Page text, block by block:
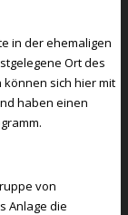
in der ehemaligen
Ort des
können sich hier mit
haben einen
von
Anlage die